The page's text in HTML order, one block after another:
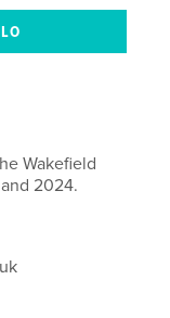
Wakefield
2024.